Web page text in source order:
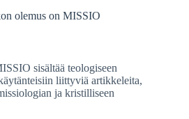
olemus on MISSIO
sisältää teologiseen
liittyviä artikkeleita,
ja kristilliseen